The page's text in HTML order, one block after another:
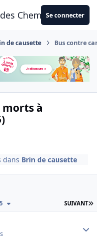
CheminotsSe connecter
de causette Bus contre
morts à
dans Brin de causette
SUIVANT